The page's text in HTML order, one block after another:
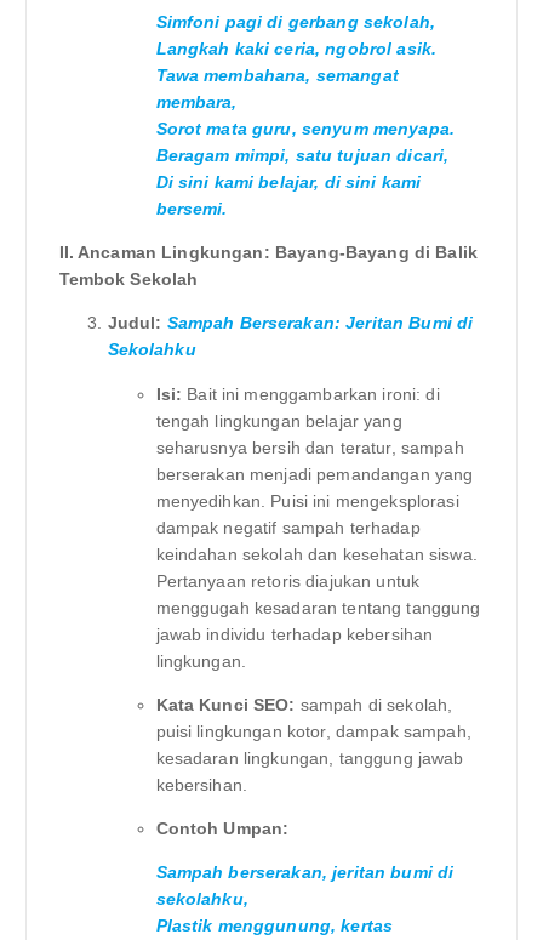
Simfoni pagi di gerbang sekolah,
Langkah kaki ceria, ngobrol asik.
Tawa membahana, semangat
membara,
Sorot mata guru, senyum menyapa.
Beragam mimpi, satu tujuan dicari,
Di sini kami belajar, di sini kami
bersemi.
II. Ancaman Lingkungan: Bayang-Bayang di Balik
Tembok Sekolah
Judul: Sampah Berserakan: Jeritan Bumi di
Sekolahku
Isi: Bait ini menggambarkan ironi: di
tengah lingkungan belajar yang
seharusnya bersih dan teratur, sampah
berserakan menjadi pemandangan yang
menyedihkan. Puisi ini mengeksplorasi
dampak negatif sampah terhadap
keindahan sekolah dan kesehatan siswa.
Pertanyaan retoris diajukan untuk
menggugah kesadaran tentang tanggung
jawab individu terhadap kebersihan
lingkungan.
Kata Kunci SEO: sampah di sekolah,
puisi lingkungan kotor, dampak sampah,
kesadaran lingkungan, tanggung jawab
kebersihan.
Contoh Umpan:
Sampah berserakan, jeritan bumi di
sekolahku,
Plastik menggunung, kertas